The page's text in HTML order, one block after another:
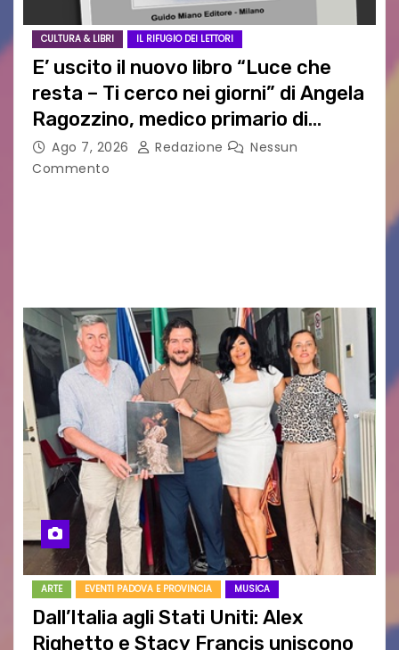
CULTURA & LIBRI IL RIFUGIO DEI LETTORI
E’ uscito il nuovo libro “Luce che
resta – Ti cerco nei giorni” di Angela
Ragozzino, medico primario di
Capua
Ago 7, 2026 Redazione
Nessun
Commento
ARTE EVENTI PADOVA E PROVINCIA MUSICA
Dall’Italia agli Stati Uniti: Alex
Righetto e Stacy Francis uniscono